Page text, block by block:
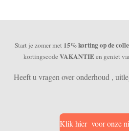
Start je zomer met 15% korting op de
kortingscodeVAKANTIEen geniet
Heeft u vragen over onderhoud ,
Klik hier voor onze